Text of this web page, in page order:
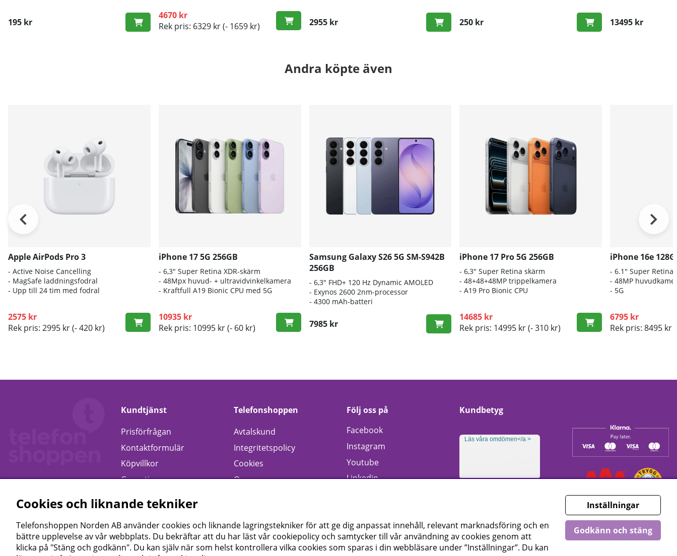
195 kr
4670 kr
Rek pris: 6329 kr(- 1659 kr) 2955 kr 250 kr 13495 kr
Andra köpte även
Apple AirPods Pro 3
- Active Noise Cancelling
- MagSafe laddningsfodral
- Upp till 24 tim med fodral
2575 kr
Rek pris: 2995 kr(- 420 kr)
iPhone 17 5G 256GB
- 6,3" Super Retina XDR-skärm
- 48Mpx huvud- + ultravidvinkelkamera
- Kraftfull A19 Bionic CPU med 5G
10935 kr
Rek pris: 10995 kr(- 60 kr)
Samsung Galaxy S26 5G SM-S942B
256GB
- 6,3" FHD+ 120 Hz Dynamic AMOLED
- Exynos 2600 2nm-processor
- 4300 mAh-batteri
7985 kr
iPhone 17 Pro 5G 256GB
- 6,3" Super Retina skärm
- 48+48+48MP trippelkamera
-A19 Pro Bionic CPU
14685 kr
Rek pris: 14995 kr(- 310 kr)
iPhone 16e
- 6.1″ Super Retina
- 48MP
- 5G
6795 kr
Rek pris: 8495 kr
Kundtjänst
Prisförfrågan
Kontaktformulär
Köpvillkor
Garanti
Telefonshoppen
Avtalskund
Integritetspolicy
Cookies
Om oss
Följ oss på
Facebook
Instagram
Youtube
Linkedin
Kundbetyg
Läs våra omdömen</a >
Cookies och liknande tekniker
Telefonshoppen Norden AB använder cookies och liknande lagringstekniker för att ge dig anpassat innehåll, relevant marknadsföring och en
bättre upplevelse av vår webbplats. Du bekräftar att du har läst vår cookiepolicy och samtycker till vår användning av cookies genom att
klicka på "Stäng och godkänn". Du kan själv när som helst kontrollera vilka cookies som sparas i din webbläsare under ”Inställningar”. Du kan
Inställningar
Godkänn och stäng